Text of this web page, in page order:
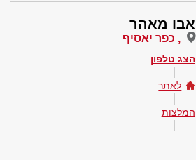
אבו מאהר
, כפר יאסיף
הצג טלפון
לאתר
המלצות